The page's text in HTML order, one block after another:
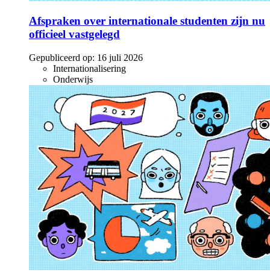
Afspraken over internationale studenten zijn nu
officieel vastgelegd
Gepubliceerd op: 16 juli 2026
Internationalisering
Onderwijs